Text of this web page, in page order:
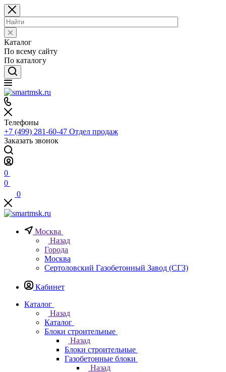
Каталог
По всему сайту
По каталогу
Телефоны
+7 (499) 281-60-47 Отдел продаж
Заказать звонок
0
0
0
Москва
Назад
Города
Москва
Сертоловский Газобетонный Завод (СГЗ)
Кабинет
Каталог
Назад
Каталог
Блоки строительные
Назад
Блоки строительные
Газобетонные блоки
Назад